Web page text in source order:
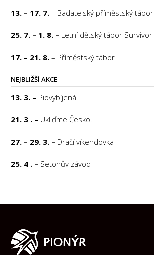
13. – 17. 7. – Badatelský příměstský tábor
25. 7. – 1. 8. – Letní dětský tábor Survivor
17. – 21. 8. – Příměstský tábor
NEJBLIŽŠÍ AKCE
13. 3. – Piovybíjená
21. 3 . – Ukliďme Česko!
27. – 29. 3. – Dračí víkendovka
25. 4 . – Setonův závod